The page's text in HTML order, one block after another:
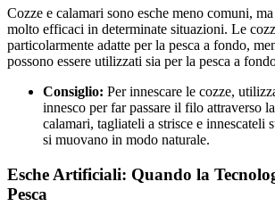
Cozze e calamari sono esche meno comuni, ma
molto efficaci in determinate situazioni. Le
particolarmente adatte per la pesca a fondo,
possono essere utilizzati sia per la pesca a
Consiglio: Per innescare le cozze,
innesco per far passare il filo attraverso
calamari, tagliateli a strisce e innescateli
si muovano in modo naturale.
Esche Artificiali: Quando la
Pesca